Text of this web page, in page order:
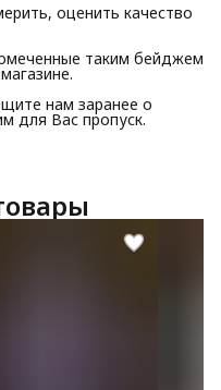
оценить качество
таким бейджем
нам заранее о
для Вас пропуск.